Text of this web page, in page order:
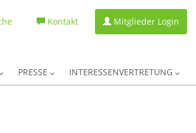
Kontakt Mitglieder Login
PRESSE INTERESSENVERTRETUNG